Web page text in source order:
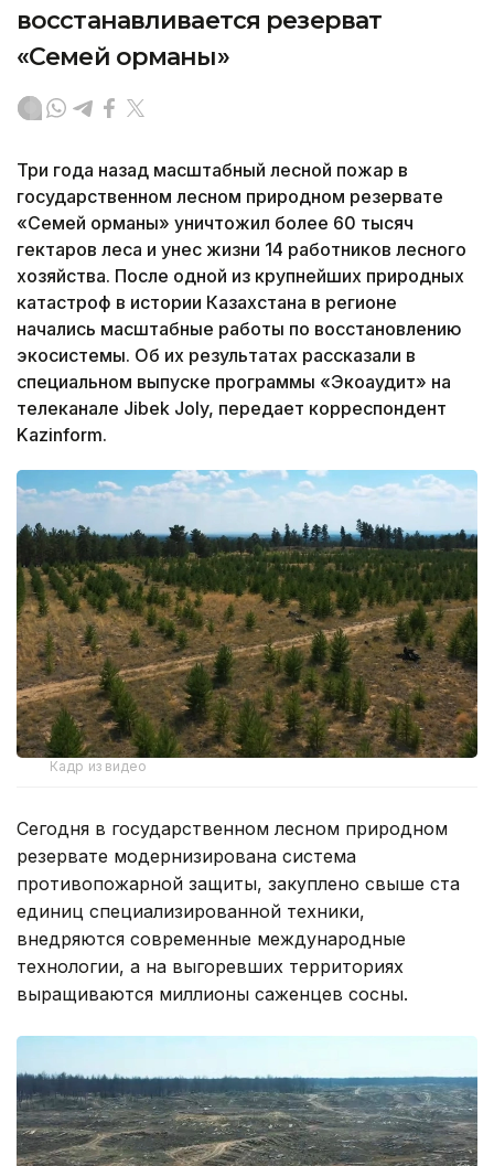
восстанавливается резерват
«Семей орманы»
Три года назад масштабный лесной пожар в
государственном лесном природном резервате
«Семей орманы» уничтожил более 60 тысяч
гектаров леса и унес жизни 14 работников лесного
хозяйства. После одной из крупнейших природных
катастроф в истории Казахстана в регионе
начались масштабные работы по восстановлению
экосистемы. Об их результатах рассказали в
специальном выпуске программы «Экоаудит» на
телеканале Jibek Joly, передает корреспондент
Kazinform.
Кадр из видео
Сегодня в государственном лесном природном
резервате модернизирована система
противопожарной защиты, закуплено свыше ста
единиц специализированной техники,
внедряются современные международные
технологии, а на выгоревших территориях
выращиваются миллионы саженцев сосны.